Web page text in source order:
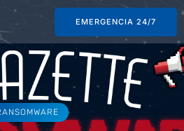
EMERGENCIA 24/7